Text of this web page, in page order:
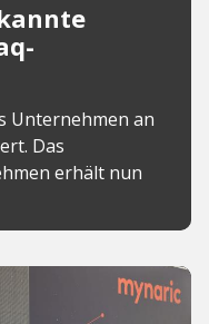
Unternehmen an
Das
erhält nun